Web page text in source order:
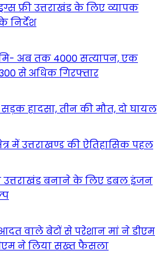
फ्री उत्तराखंड के लिए व्यापक
निर्देश
अब तक 4000 सत्यापन, एक
से अधिक गिरफ्तार
सड़क हादसा, तीन की मौत, दो घायल
में उत्तराखण्ड की ऐतिहासिक पहल
उत्तराखंड बनाने के लिए डबल इंजन
वाले बेटों से परेशान मां ने डीएम
ने लिया सख्त फैसला